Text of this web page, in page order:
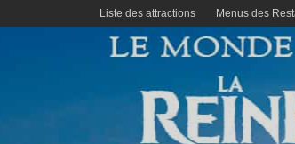
Liste des attractions Menus des